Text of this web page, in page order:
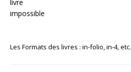
Les Formats des livres : in-folio, in-4, etc.